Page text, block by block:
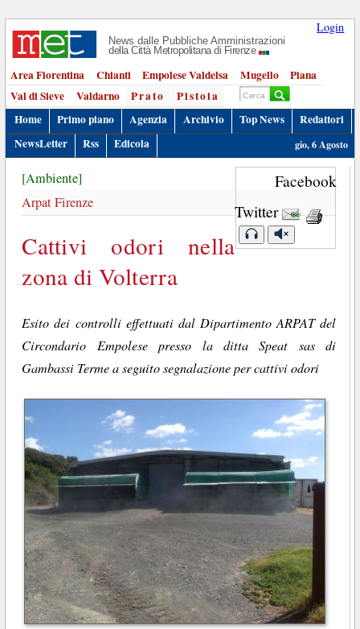
Login
News dalle Pubbliche Amministrazioni
della Città Metropolitana di Firenze
Area Fiorentina Chianti Empolese Valdelsa Mugello
Piana
Val di Sieve
Valdarno Prato
Pistoia
Home
Primo piano Agenzia Archivio Top News
Redattori
NewsLetter
Rss Edicola gio, 6 Agosto
Facebook
Twitter
[Ambiente]
Arpat Firenze
Cattivi odori nella
zona di Volterra
Esito dei controlli effettuati dal Dipartimento ARPAT del
Circondario Empolese presso la ditta Speat sas di
Gambassi Terme a seguito segnalazione per cattivi odori